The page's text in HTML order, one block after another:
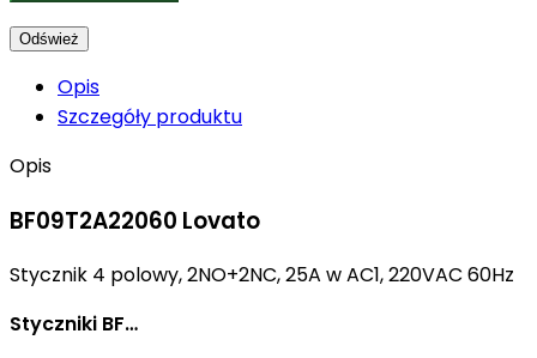
Opis
Szczegóły produktu
Opis
BF09T2A22060 Lovato
Stycznik 4 polowy, 2NO+2NC, 25A w AC1, 220VAC 60Hz
Styczniki BF…